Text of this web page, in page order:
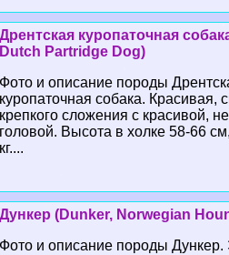
Дрентская куропаточная
Dutch Partridge Dog)
Фото и описание породы
куропаточная собака. Красивая,
крепкого сложения с красивой,
головой. Высота в холке 58-66
кг....
Дункер (Dunker, Norwegian
Фото и описание породы Дункер.